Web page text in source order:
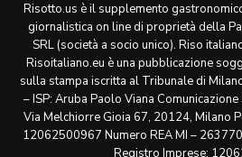
Risotto.us è il supplemento
giornalistica on line di proprietà della
SRL (società a socio unico). Riso
Risoitaliano.eu è una pubblicazione
sulla stampa iscritta al Tribunale di
– ISP: Aruba Paolo Viana
Via Melchiorre Gioia 67, 20124, Milano
12062500967 Numero REA MI –
Registro Imprese: